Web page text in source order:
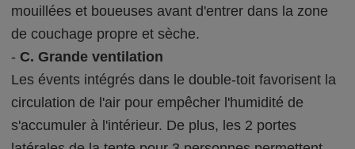
mouillées et boueuses avant d'entrer dans la zone
de couchage propre et sèche.
-C. Grande ventilation
Les évents intégrés dans le double-toit favorisent la
circulation de l'air pour empêcher l'humidité de
s'accumuler à l'intérieur. De plus, les 2 portes